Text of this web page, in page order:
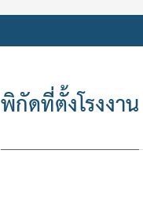
พิกัดที่ตั้งโรงงาน